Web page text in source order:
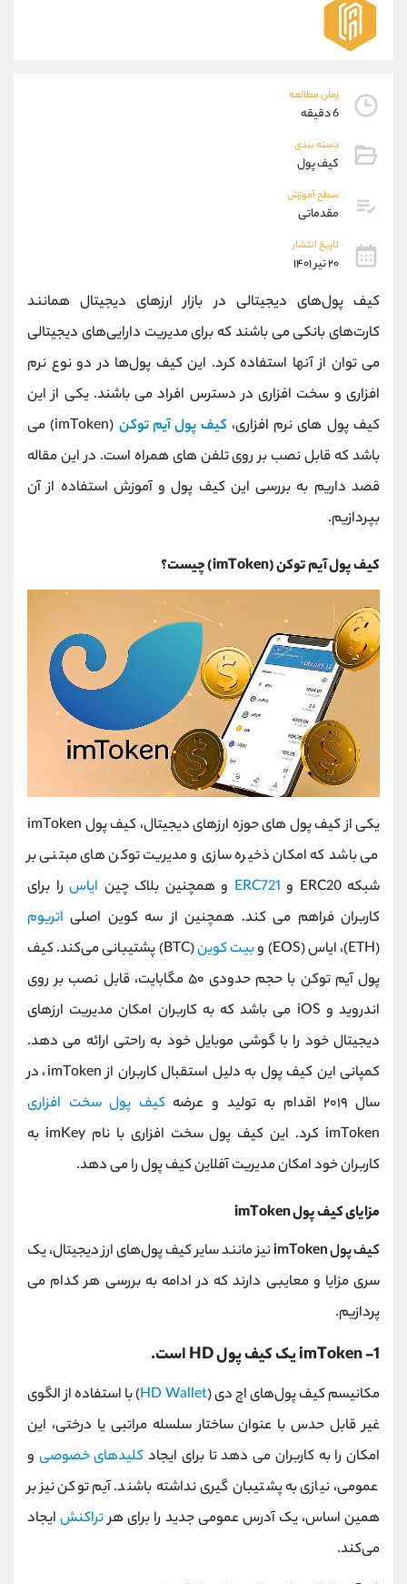
زمان مطالعه
6 دقیقه
دسته بندی
کیف پول
سطح آموزش
مقدماتی
تاریخ انتشار
۲۰ تیر ۱۴۰۱
کیف پول‌های دیجیتالی در بازار ارزهای دیجیتال همانند
کارت‌های بانکی می باشند که برای مدیریت دارایی‌های دیجیتالی
می توان از آنها استفاده کرد. این کیف پول‌ها در دو نوع نرم
افزاری و سخت افزاری در دسترس افراد می باشند. یکی از این
کیف پول های نرم افزاری،کیف پول آیم توکن
(imToken) می
باشد که قابل نصب بر روی تلفن های همراه است. در این مقاله
قصد داریم به بررسی این کیف پول و آموزش استفاده از آن
بپردازیم.
کیف پول آیم توکن (imToken) چیست؟
یکی از کیف پول های حوزه ارزهای دیجیتال، کیف پول imToken
می باشد که امکان ذخیره سازی و مدیریت توکن‌ های مبتنی بر
شبکه ERC20 و
ERC721 و همچنین بلاک چین ایاس را برای
کاربران فراهم می کند. همچنین از سه کوین اصلی اتریوم
(ETH)، ایاس (EOS) و
بیت کوین
(BTC) پشتیبانی می‌کند. کیف
پول آیم توکن با حجم حدودی ۵۰ مگابایت، قابل نصب بر روی
اندروید و iOS می باشد که به کاربران امکان مدیریت ارزهای
دیجیتال خود را با گوشی موبایل خود به ‌راحتی ارائه می دهد.
کمپانی این کیف پول به دلیل استقبال کاربران از imToken، در
سال ۲۰۱۹ اقدام به تولید و عرضه
کیف پول سخت افزاری
imToken کرد. این کیف پول سخت افزاری با نام imKey به
کاربران خود امکان مدیریت آفلاین کیف پول را می دهد.
مزایای کیف پول imToken
کیف پول imToken
نیز مانند سایر کیف پول‌های ارز دیجیتال، یک
سری مزایا و معایبی دارند که در ادامه به بررسی هر کدام می
پردازیم.
1- imToken یک کیف پول HD است.
مکانیسم کیف پول‌های اچ دی (HD Wallet) با استفاده از الگوی
غیر قابل حدس با عنوان ساختار سلسله ‌مراتبی یا درختی، این
امکان را به کاربران می دهد تا برای ایجاد کلیدهای خصوصی و
عمومی، نیازی به پشتیبان‌ گیری نداشته باشند. آیم توکن نیز بر
همین اساس، یک آدرس عمومی جدید را برای هرتراکنشایجاد
می‌کند.
واتساپ
تلگرام
پشتیبان فروش
موبایل
اطلاعات تماس
تلفن 021-22021030
021-22021040
بدون پیش شماره
اینستاگرام @alireza.mehrabii
کانال تلگرام @alirezamehrabi_com
@alirezamehrabi_official